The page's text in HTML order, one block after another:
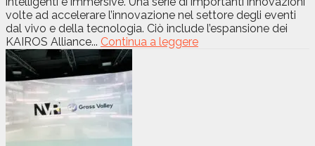
volte ad accelerare l’innovazione nel settore degli eventi
dal vivo e della tecnologia. Ciò include l’espansione dei
KAIROS Alliance... Continua a leggere